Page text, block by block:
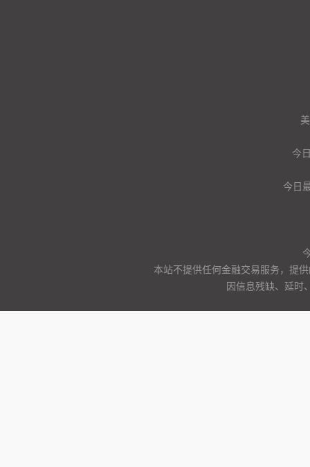
今
今日
本站不提供任何金融交易服务，提
因信息残缺、延时